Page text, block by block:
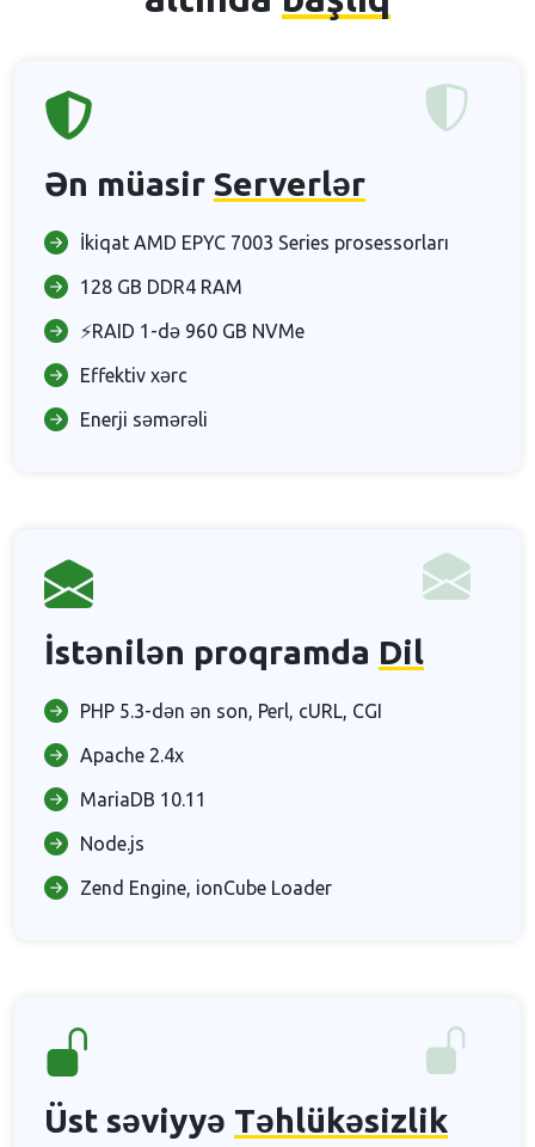
Ən müasir Serverlər
İkiqat AMD EPYC 7003 Series prosessorları
128 GB DDR4 RAM
⚡RAID 1-də 960 GB NVMe
Effektiv xərc
Enerji səmərəli
İstənilən proqramda Dil
PHP 5.3-dən ən son, Perl, cURL, CGI
Apache 2.4x
MariaDB 10.11
Node.js
Zend Engine, ionCube Loader
Üst səviyyə Təhlükəsizlik